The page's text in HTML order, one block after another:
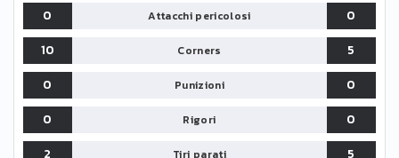
0
Attacchi pericolosi
0
10
Corners
5
0
Punizioni
0
0
Rigori
0
2
Tiri parati 5